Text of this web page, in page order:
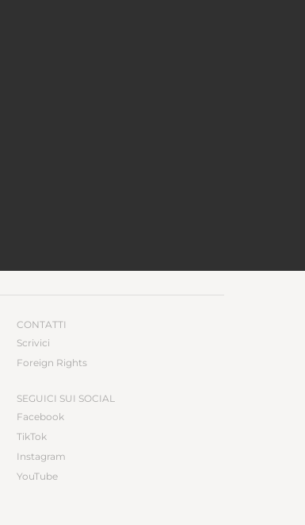
CONTATTI
Scrivici
Foreign Rights
SEGUICI SUI SOCIAL
Facebook
TikTok
Instagram
YouTube